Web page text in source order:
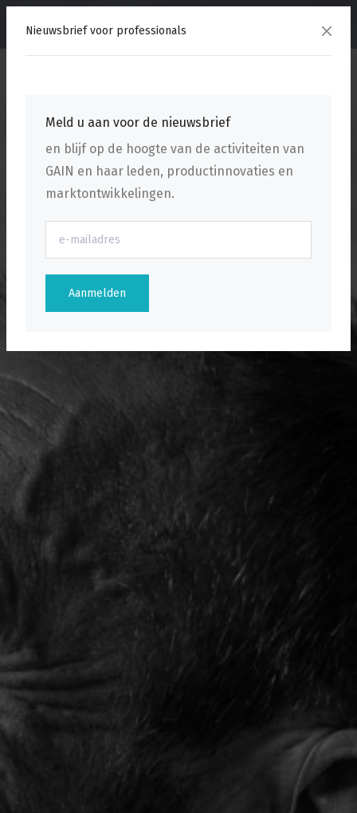
Nieuwsbrief voor professionals
Meld u aan voor de nieuwsbrief
en blijf op de hoogte van de activiteiten van
GAIN en haar leden, productinnovaties en
marktontwikkelingen.